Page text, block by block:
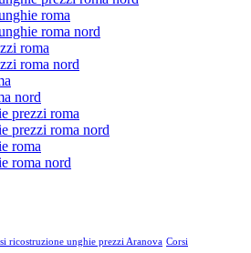
roma
roma nord
roma
roma nord
nord
prezzi roma
prezzi roma nord
roma
roma nord
ricostruzione unghie prezzi Aranova Corsi